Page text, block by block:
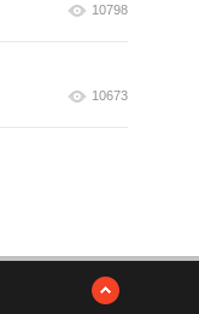
10798
10673